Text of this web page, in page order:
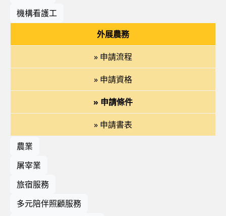
機構看護工
外展農務
» 申請流程
» 申請資格
» 申請條件
» 申請書表
農業
屠宰業
旅宿服務
多元陪伴照顧服務